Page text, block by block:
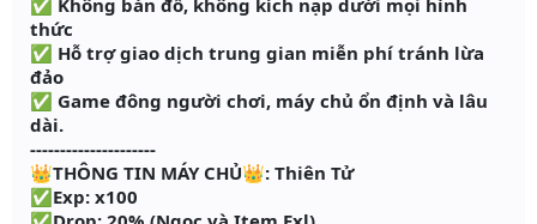
✅ Không bán đồ, không kích nạp dưới mọi hình
thức
✅ Hỗ trợ giao dịch trung gian miễn phí tránh lừa
đảo
✅ Game đông người chơi, máy chủ ổn định và lâu
dài.
---------------------
👑THÔNG TIN MÁY CHỦ👑: Thiên Tử
✅Exp: x100